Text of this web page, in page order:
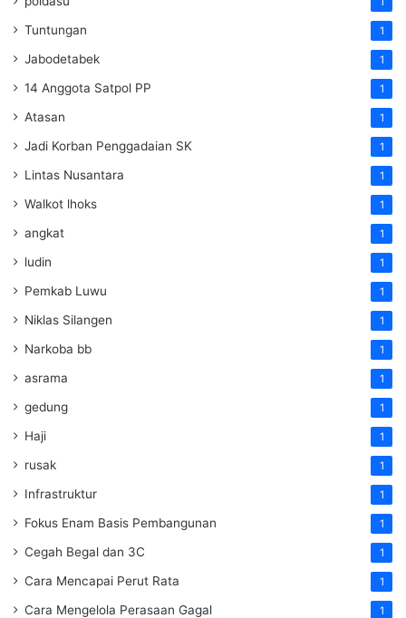
Tuntungan 1
Jabodetabek 1
14 Anggota Satpol PP 1
Atasan 1
Jadi Korban Penggadaian SK 1
Lintas Nusantara 1
Walkot lhoks 1
angkat 1
ludin 1
Pemkab Luwu 1
Niklas Silangen 1
Narkoba bb 1
asrama 1
gedung 1
Haji 1
rusak 1
Infrastruktur 1
Fokus Enam Basis Pembangunan 1
Cegah Begal dan 3C 1
Cara Mencapai Perut Rata 1
Cara Mengelola Perasaan Gagal 1